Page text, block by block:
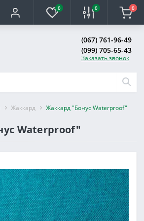
0 0 0
(067) 761-96-49
(099) 705-65-43
Заказать звонок
Жаккард Жаккард "Бонус Waterproof"
Waterproof"